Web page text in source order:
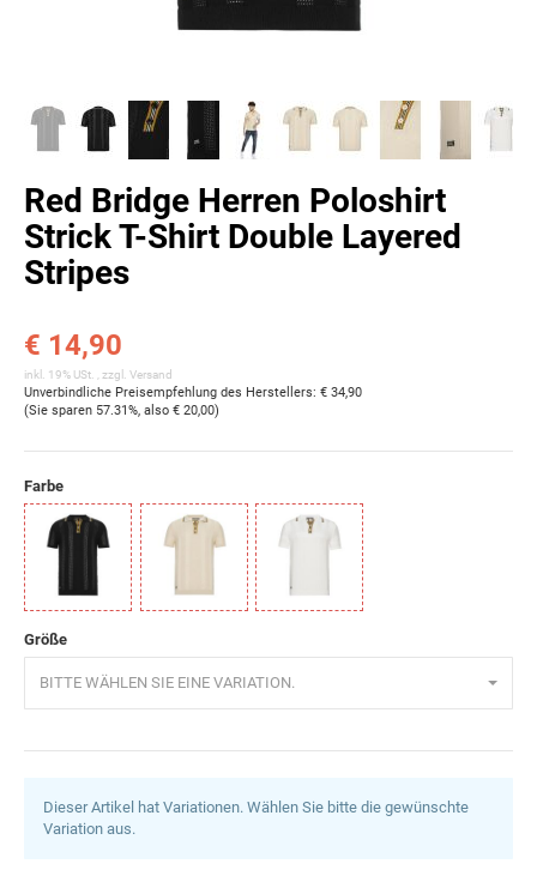
Red Bridge Herren Poloshirt
Strick T-Shirt Double Layered
Stripes
€ 14,90
inkl. 19% USt. , zzgl. Versand
Unverbindliche Preisempfehlung des Herstellers: € 34,90
(Sie sparen 57.31%, also € 20,00)
Farbe
Schwarz
Größe
BITTE WÄHLEN SIE EINE VARIATION.
Dieser Artikel hat Variationen. Wählen Sie bitte die gewünschte
Variation aus.